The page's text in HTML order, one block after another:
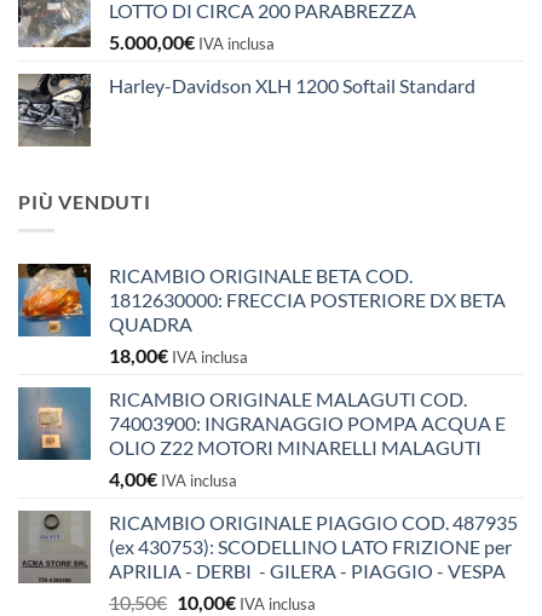
LOTTO DI CIRCA 200 PARABREZZA
5.000,00€ IVA inclusa
Harley-Davidson XLH 1200 Softail Standard
PIÙ VENDUTI
RICAMBIO ORIGINALE BETA COD.
1812630000: FRECCIA POSTERIORE DX BETA
QUADRA
18,00€ IVA inclusa
RICAMBIO ORIGINALE MALAGUTI COD.
74003900: INGRANAGGIO POMPA ACQUA E
OLIO Z22 MOTORI MINARELLI MALAGUTI
4,00€ IVA inclusa
RICAMBIO ORIGINALE PIAGGIO COD. 487935
(ex 430753): SCODELLINO LATO FRIZIONE per
APRILIA - DERBI - GILERA - PIAGGIO - VESPA
10,50€ Il
10,00€IlIVA inclusa